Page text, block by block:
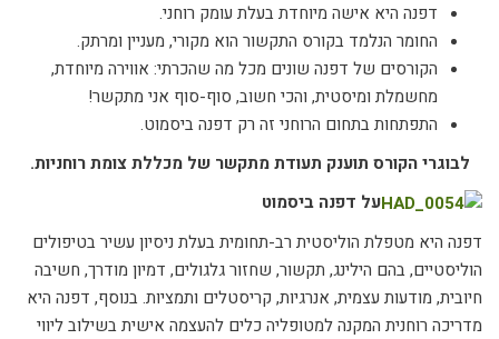
דפנה היא אישה מיוחדת בעלת עומק רוחני.
החומר הנלמד בקורס התקשור הוא מקורי, מעניין ומרתק.
הקורסים של דפנה שונים מכל מה שהכרתי: אווירה מיוחדת,
מחשמלת ומיסטית, והכי חשוב, סוף-סוף אני מתקשר!
התפתחות בתחום הרוחני זה רק דפנה ביסמוט.
לבוגרי הקורס תוענק תעודת מתקשר של מכללת צומת רוחניות.
על דפנה ביסמוט
דפנה היא מטפלת הוליסטית רב-תחומית בעלת ניסיון עשיר בטיפולים
הוליסטיים, בהם הילינג, תקשור, שחזור גלגולים, דמיון מודרך, חשיבה
חיובית, מודעות עצמית, אנרגיות, קריסטלים ותמציות. בנוסף, דפנה היא
מדריכה רוחנית המקנה למטופליה כלים להעצמה אישית בשילוב ליווי